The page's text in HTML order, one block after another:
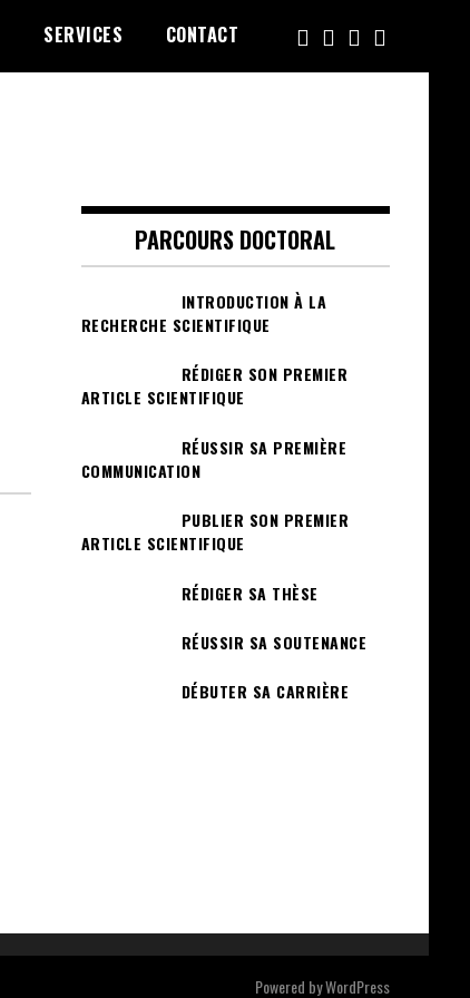
SERVICES CONTACT
PARCOURS DOCTORAL
INTRODUCTION À LA
RECHERCHE SCIENTIFIQUE
RÉDIGER SON PREMIER
ARTICLE SCIENTIFIQUE
RÉUSSIR SA PREMIÈRE
COMMUNICATION
PUBLIER SON PREMIER
ARTICLE SCIENTIFIQUE
RÉDIGER SA THÈSE
RÉUSSIR SA SOUTENANCE
DÉBUTER SA CARRIÈRE
Powered byWordPress